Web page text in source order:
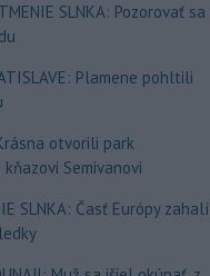
SLNKA: Pozorovať sa
Plamene pohltili
otvorili park
Semivanovi
SLNKA: Časť Európy zahalí